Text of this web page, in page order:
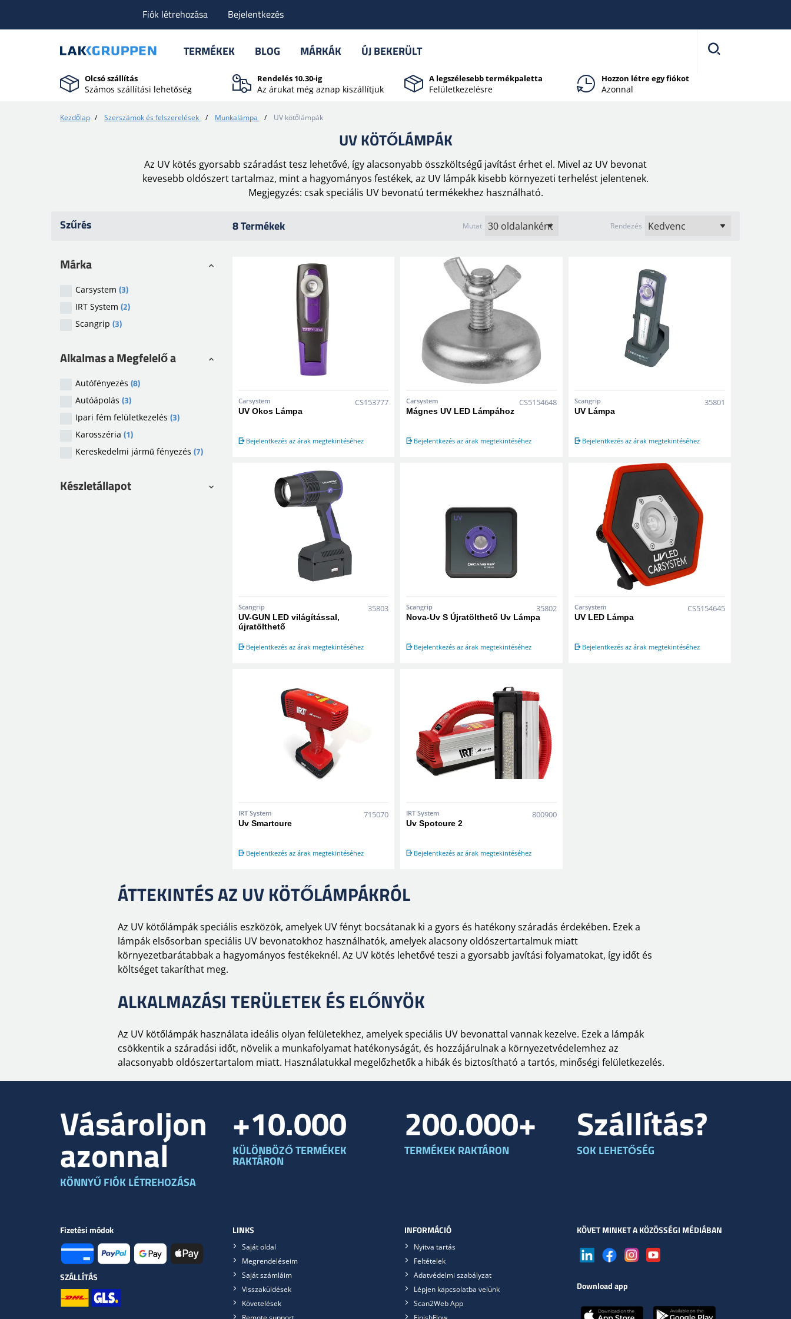
Fiók létrehozása Bejelentkezés
TERMÉKEK BLOG MÁRKÁK ÚJ BEKERÜLT
Olcsó szállítás
Számos szállítási lehetőség
Rendelés 10.30-ig
Az árukat még aznap kiszállítjuk
A legszélesebb termékpaletta
Felületkezelésre
Hozzon létre egy fiókot
Azonnal
Kezdőlap / Szerszámok és felszerelések / Munkalámpa / UV kötőlámpák
UV KÖTŐLÁMPÁK
Az UV kötés gyorsabb száradást tesz lehetővé, így alacsonyabb összköltségű javítást érhet el. Mivel az UV bevonat
kevesebb oldószert tartalmaz, mint a hagyományos festékek, az UV lámpák kisebb környezeti terhelést jelentenek.
Megjegyzés: csak speciális UV bevonatú termékekhez használható.
Szűrés
Márka
Carsystem (3)
IRT System (2)
Scangrip (3)
Alkalmas a Megfelelő a
Autófényezés (8)
Autóápolás (3)
Ipari fém felületkezelés (3)
Karosszéria (1)
Kereskedelmi jármű fényezés (7)
Készletállapot
8 Termékek Mutat Rendezés
Carsystem CS153777
UV Okos Lámpa
Bejelentkezés az árak megtekintéséhez
Carsystem CS5154648
Mágnes UV LED Lámpához
Bejelentkezés az árak megtekintéséhez
Scangrip 35801
UV Lámpa
Bejelentkezés az árak megtekintéséhez
Scangrip 35803
UV-GUN LED világítással,
újratölthető
Bejelentkezés az árak megtekintéséhez
Scangrip 35802
Nova-Uv S Újratölthető Uv Lámpa
Bejelentkezés az árak megtekintéséhez
Carsystem CS5154645
UV LED Lámpa
Bejelentkezés az árak megtekintéséhez
IRT System 715070
Uv Smartcure
Bejelentkezés az árak megtekintéséhez
IRT System 800900
Uv Spotcure 2
Bejelentkezés az árak megtekintéséhez
ÁTTEKINTÉS AZ UV KÖTŐLÁMPÁKRÓL
Az UV kötőlámpák speciális eszközök, amelyek UV fényt bocsátanak ki a gyors és hatékony száradás érdekében. Ezek a
lámpák elsősorban speciális UV bevonatokhoz használhatók, amelyek alacsony oldószertartalmuk miatt
környezetbarátabbak a hagyományos festékeknél. Az UV kötés lehetővé teszi a gyorsabb javítási folyamatokat, így időt és
költséget takaríthat meg.
ALKALMAZÁSI TERÜLETEK ÉS ELŐNYÖK
Az UV kötőlámpák használata ideális olyan felületekhez, amelyek speciális UV bevonattal vannak kezelve. Ezek a lámpák
csökkentik a száradási időt, növelik a munkafolyamat hatékonyságát, és hozzájárulnak a környezetvédelemhez az
alacsonyabb oldószertartalom miatt. Használatukkal megelőzhetők a hibák és biztosítható a tartós, minőségi felületkezelés.
Vásároljon
azonnal
KÖNNYŰ FIÓK LÉTREHOZÁSA
+10.000
KÜLÖNBÖZŐ TERMÉKEK
RAKTÁRON
200.000+
TERMÉKEK RAKTÁRON
Szállítás?
SOK LEHETŐSÉG
Fizetési módok
SZÁLLÍTÁS
LINKS
Saját oldal
Megrendeléseim
Saját számláim
Visszaküldések
Követelések
INFORMÁCIÓ
Nyitva tartás
Feltételek
Adatvédelmi szabályzat
Lépjen kapcsolatba velünk
Scan2Web App
KÖVET MINKET A KÖZÖSSÉGI MÉDIÁBAN
Download app